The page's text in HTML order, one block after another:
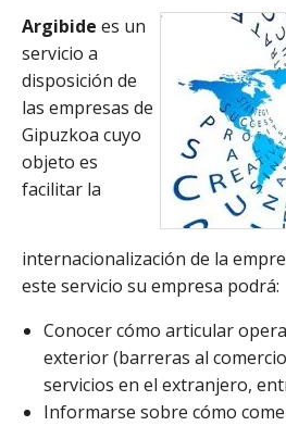
Argibide es un
servicio a
disposición de
las empresas de
Gipuzkoa cuyo
objeto es
facilitar la
internacionalización de la
este servicio su empresa podrá:
Conocer cómo articular
exterior (barreras al
servicios en el extranjero,
Informarse sobre cómo